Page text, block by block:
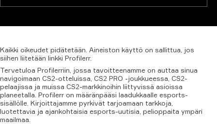
Kaikki oikeudet pidätetään. Aineiston käyttö on sallittua, jos
siihen liitetään linkki Profilerr.
Tervetuloa Profilerriin, jossa tavoitteenamme on auttaa sinua
navigoimaan CS2-otteluissa, CS2 PRO -joukkueessa, CS2-
pelaajissa ja muissa CS2-markkinoihin liittyvissä asioissa
planeetalla. Profilerr on määränpääsi laadukkaalle esports-
sisällölle. Kirjoittajamme pyrkivät tarjoamaan tarkkoja,
luotettavia ja ajankohtaisia esports-uutisia, pelioppaita ympäri
maailmaa.